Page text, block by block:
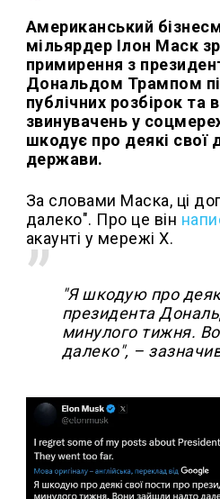
Американський
мільярдер Ілон Маск
примирення з
Дональдом Трампом
публічних розбірок та
звинувачень у
шкодує про деякі свої
держави.
За словами Маска, ці
далеко". Про це він
акаунті у мережі Х.
"Я шкодую про
президента
минулого тижня.
далеко", –